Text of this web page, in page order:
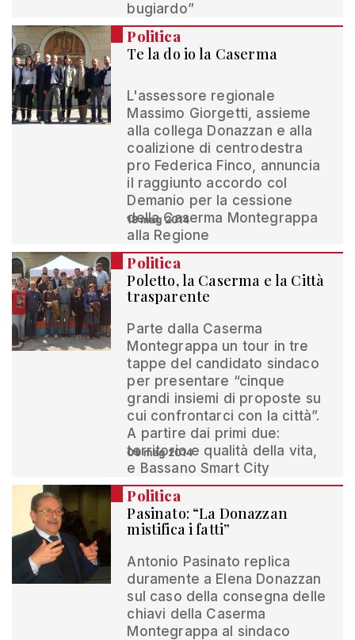
bugiardo”
Politica
Te la do io la Caserma
L'assessore regionale
Massimo Giorgetti, assieme
alla collega Donazzan e alla
coalizione di centrodestra
pro Federica Finco, annuncia
il raggiunto accordo col
Demanio per la cessione
della Caserma Montegrappa
alla Regione
18 mag 2014
Politica
Poletto, la Caserma e la Città
trasparente
Parte dalla Caserma
Montegrappa un tour in tre
tappe del candidato sindaco
per presentare “cinque
grandi insiemi di proposte su
cui confrontarci con la città”.
A partire dai primi due:
territorio e qualità della vita,
e Bassano Smart City
09 mag 2014
Politica
Pasinato: “La Donazzan
mistifica i fatti”
Antonio Pasinato replica
duramente a Elena Donazzan
sul caso della consegna delle
chiavi della Caserma
Montegrappa al sindaco